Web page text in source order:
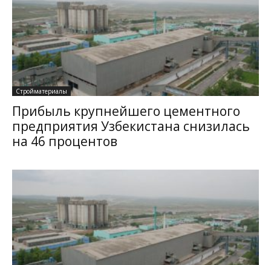
Стройматериалы
Прибыль крупнейшего цементного
предприятия Узбекистана снизилась
на 46 процентов